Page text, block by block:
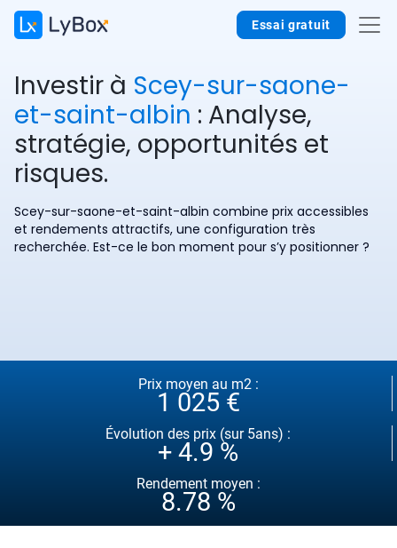
Essai gratuit
Investir à Scey-sur-saone-
et-saint-albin : Analyse,
stratégie, opportunités et
risques.
Scey-sur-saone-et-saint-albin combine prix accessibles
et rendements attractifs, une configuration très
recherchée. Est-ce le bon moment pour s’y positionner ?
Prix moyen au m2 :
1 025 €
Évolution des prix (sur 5ans) :
+ 4.9 %
Rendement moyen :
8.78 %